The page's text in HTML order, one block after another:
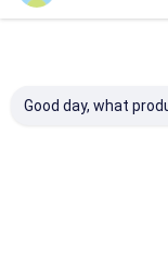
Good day, what